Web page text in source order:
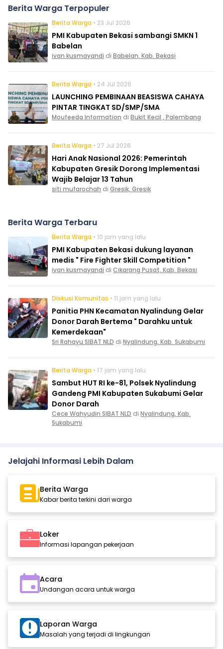
Berita Warga Terpopuler
Berita Warga • 23 Jul 2026
PMI Kabupaten Bekasi sambangi SMKN 1
Babelan
ivan kusmayandi di Babelan, Kab. Bekasi
Berita Warga • 24 Jul 2026
LAUNCHING PEMBINAAN BEASISWA CAHAYA
PINTAR TINGKAT SD/SMP/SMA
Moufeeda Information di Bukit Kecil , Palembang
Berita Warga • 27 Jul 2026
Hari Anak Nasional 2026: Pemerintah
Kabupaten Gresik Dorong Implementasi
Wajib Belajar 13 Tahun
siti mufarochah di Gresik, Gresik
Berita Warga Terbaru
Berita Warga • 10 jam yang lalu
PMI Kabupaten Bekasi dukung layanan
medis " Fire Fighter Skill Competition "
ivan kusmayandi di Cikarang Pusat, Kab. Bekasi
Diskusi Komunitas • 11 jam yang lalu
Panitia PHN Kecamatan Nyalindung Gelar
Donor Darah Bertema " Darahku untuk
Kemerdekaan"
Sri Rahayu SIBAT NLD di Nyalindung, Kab. Sukabumi
Berita Warga • 17 jam yang lalu
Sambut HUT RI ke-81, Polsek Nyalindung
Gandeng PMI Kabupaten Sukabumi Gelar
Donor Darah
Cece Wahyudin SIBAT NLD di Nyalindung, Kab.
Sukabumi
Jelajahi Informasi Lebih Dalam
Berita Warga
Kabar berita terkini dari warga
Loker
Informasi lapangan pekerjaan
Acara
Undangan acara untuk warga
Laporan Warga
Masalah yang terjadi di lingkungan